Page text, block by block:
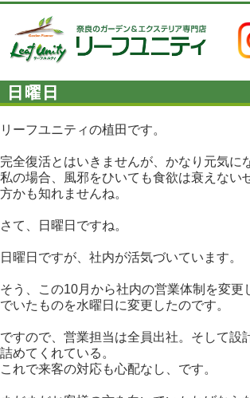
日曜日
リーフユニティの植田です。
完全復活とはいきませんが、かなり元気に
私の場合、風邪をひいても食欲は衰えない
方かも知れませんね。
さて、日曜日ですね。
日曜日ですが、社内が活気づいています。
そう、この10月から社内の営業体制を変更
でいたものを水曜日に変更したのです。
ですので、営業担当は全員出社。そして設
詰めてくれている。
これで来客の対応も心配なし、です。